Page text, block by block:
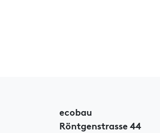
ecobau
Röntgenstrasse 44